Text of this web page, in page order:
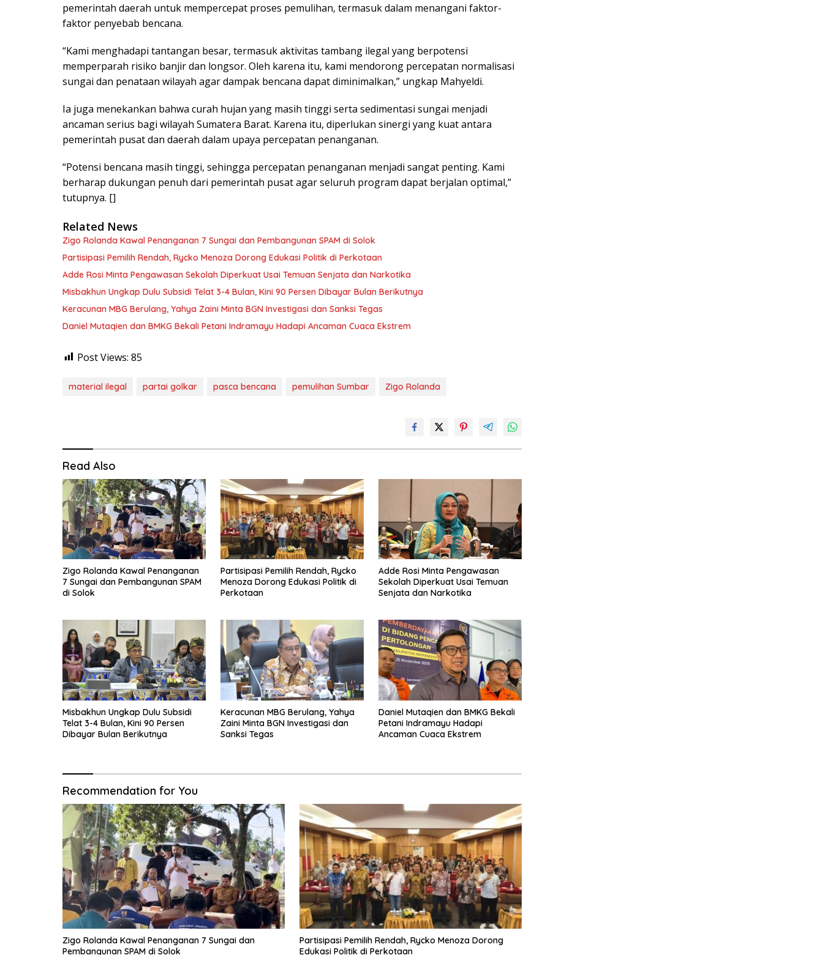
pemerintah daerah untuk mempercepat proses pemulihan, termasuk dalam menangani faktor-
faktor penyebab bencana.
“Kami menghadapi tantangan besar, termasuk aktivitas tambang ilegal yang berpotensi
memperparah risiko banjir dan longsor. Oleh karena itu, kami mendorong percepatan normalisasi
sungai dan penataan wilayah agar dampak bencana dapat diminimalkan,” ungkap Mahyeldi.
Ia juga menekankan bahwa curah hujan yang masih tinggi serta sedimentasi sungai menjadi
ancaman serius bagi wilayah Sumatera Barat. Karena itu, diperlukan sinergi yang kuat antara
pemerintah pusat dan daerah dalam upaya percepatan penanganan.
“Potensi bencana masih tinggi, sehingga percepatan penanganan menjadi sangat penting. Kami
berharap dukungan penuh dari pemerintah pusat agar seluruh program dapat berjalan optimal,”
tutupnya. []
Related News
Zigo Rolanda Kawal Penanganan 7 Sungai dan Pembangunan SPAM di Solok
Partisipasi Pemilih Rendah, Rycko Menoza Dorong Edukasi Politik di Perkotaan
Adde Rosi Minta Pengawasan Sekolah Diperkuat Usai Temuan Senjata dan Narkotika
Misbakhun Ungkap Dulu Subsidi Telat 3-4 Bulan, Kini 90 Persen Dibayar Bulan Berikutnya
Keracunan MBG Berulang, Yahya Zaini Minta BGN Investigasi dan Sanksi Tegas
Daniel Mutaqien dan BMKG Bekali Petani Indramayu Hadapi Ancaman Cuaca Ekstrem
Post Views: 85
material ilegal partai golkar pasca bencana pemulihan Sumbar Zigo Rolanda
Read Also
Zigo Rolanda Kawal Penanganan
7 Sungai dan Pembangunan SPAM
di Solok
Partisipasi Pemilih Rendah, Rycko
Menoza Dorong Edukasi Politik di
Perkotaan
Adde Rosi Minta Pengawasan
Sekolah Diperkuat Usai Temuan
Senjata dan Narkotika
Misbakhun Ungkap Dulu Subsidi
Telat 3-4 Bulan, Kini 90 Persen
Dibayar Bulan Berikutnya
Keracunan MBG Berulang, Yahya
Zaini Minta BGN Investigasi dan
Sanksi Tegas
Daniel Mutaqien dan BMKG Bekali
Petani Indramayu Hadapi
Ancaman Cuaca Ekstrem
Recommendation for You
Zigo Rolanda Kawal Penanganan 7 Sungai dan
Pembangunan SPAM di Solok
Partisipasi Pemilih Rendah, Rycko Menoza Dorong
Edukasi Politik di Perkotaan